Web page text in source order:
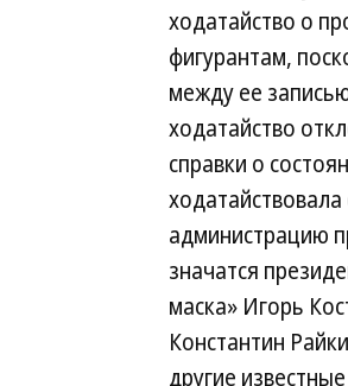
ходатайство о
фигурантам,
между ее
ходатайство
справки о
администрацию
значатся
маска» Игорь
Константин
другие